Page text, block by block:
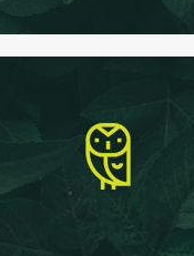
Vous vous sentez l’âme d’un